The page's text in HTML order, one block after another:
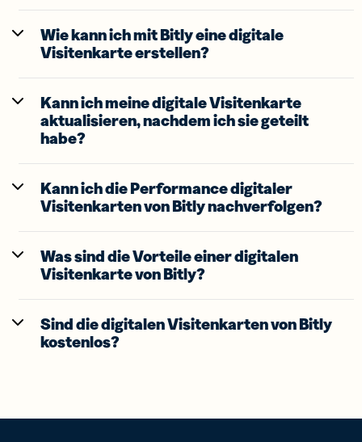
Wie kann ich mit Bitly eine digitale
Visitenkarte erstellen?
Kann ich meine digitale Visitenkarte
aktualisieren, nachdem ich sie geteilt
habe?
Kann ich die Performance digitaler
Visitenkarten von Bitly nachverfolgen?
Was sind die Vorteile einer digitalen
Visitenkarte von Bitly?
Sind die digitalen Visitenkarten von Bitly
kostenlos?